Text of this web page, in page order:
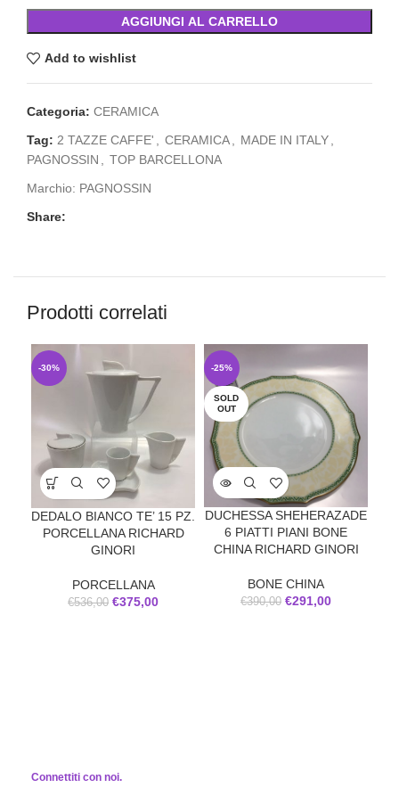
AGGIUNGI AL CARRELLO
Add to wishlist
Categoria: CERAMICA
Tag: 2 TAZZE CAFFE' CERAMICA MADE IN ITALY
PAGNOSSIN
TOP BARCELLONA
Marchio: PAGNOSSIN
Share:
Prodotti correlati
-30%
DEDALO BIANCO TE’ 15 PZ.
PORCELLANA RICHARD
GINORI
PORCELLANA
€536,00 €375,00
-25%
SOLD
OUT
DUCHESSA SHEHERAZADE
6 PIATTI PIANI BONE
CHINA RICHARD GINORI
BONE CHINA
€390,00 €291,00
Connettiti con noi.